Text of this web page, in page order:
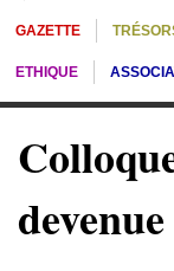
GAZETTE
ETHIQUE